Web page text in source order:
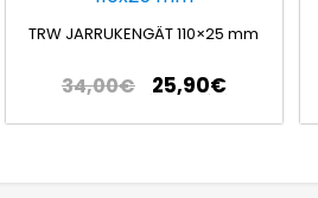
TRW JARRUKENGÄT 110×25 mm
34,00€ 25,90€